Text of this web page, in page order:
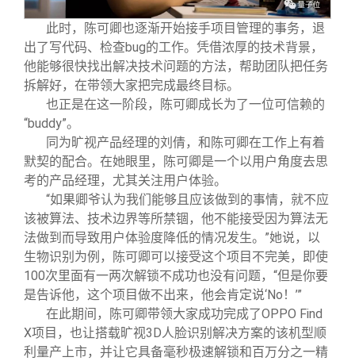
此时，陈可卿也逐渐开始接手项目管理的事务，退
出了写代码、检查bug的工作。凭借浓厚的技术背景，
他能够很快找出解决技术问题的方法，帮助团队把任务
拆解好，在带领大家把完成最终目标。
也正是在这一阶段，陈可卿成长为了一位可信赖的
“buddy”。
同为旷视产品经理的刘倩，和陈可卿在工作上有着
默契的配合。在她眼里，陈可卿是一个以用户角度去思
考的产品经理，尤其关注用户体验。
“如果卿爷认为我们能够且应该做到的事情，就不应
该被算法、技术边界等所禁锢，他不能接受因为算法无
法做到而导致用户体验度降低的情况发生。”她说，以
生物识别为例，陈可卿可以接受这个项目不完美，即使
100次里面有一两次解锁不成功也没有问题，“但是你要
是告诉他，这个项目做不出来，他会肯定说‘No！’”
在此期间，陈可卿带领大家成功完成了OPPO Find
X项目，也让搭载旷视3D人脸识别解决方案的该机型顺
利量产上市，并让它具备毫秒极速解锁和百万分之一精